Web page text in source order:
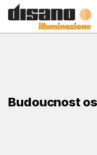
Budoucnost